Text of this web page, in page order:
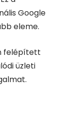
Google
eleme.
felépített
üzleti